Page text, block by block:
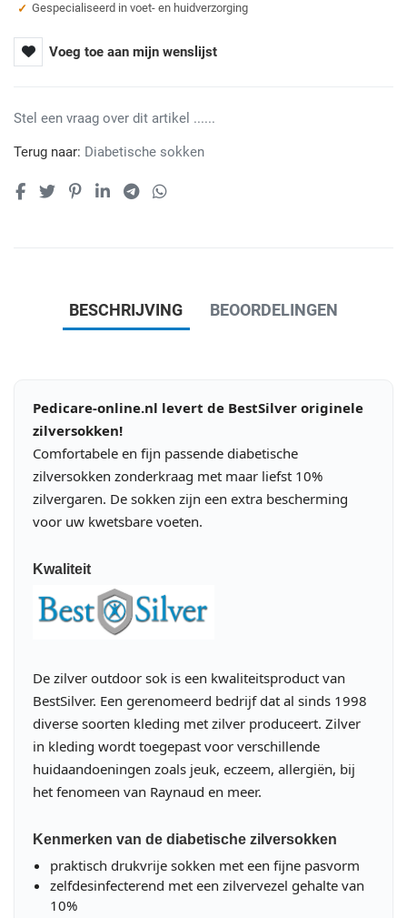
Gespecialiseerd in voet- en huidverzorging
Voeg toe aan mijn wenslijst
Stel een vraag over dit artikel ......
Terug naar: Diabetische sokken
BESCHRIJVING BEOORDELINGEN
Pedicare-online.nl levert de BestSilver originele
zilversokken!
Comfortabele en fijn passende diabetische
zilversokken zonderkraag met maar liefst 10%
zilvergaren. De sokken zijn een extra bescherming
voor uw kwetsbare voeten.
Kwaliteit
De zilver outdoor sok is een kwaliteitsproduct van
BestSilver. Een gerenomeerd bedrijf dat al sinds 1998
diverse soorten kleding met zilver produceert. Zilver
in kleding wordt toegepast voor verschillende
huidaandoeningen zoals jeuk, eczeem, allergiën, bij
het fenomeen van Raynaud en meer.
Kenmerken van de diabetische zilversokken
praktisch drukvrije sokken met een fijne pasvorm
zelfdesinfecterend met een zilvervezel gehalte van
10%